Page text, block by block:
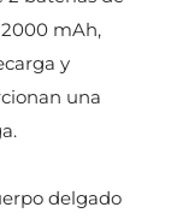
2000 mAh,
y
una
delgado